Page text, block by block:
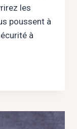
les
poussent à
à